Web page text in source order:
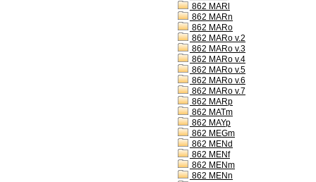
862 MARl
862 MARn
862 MARo
862 MARo v.2
862 MARo v.3
862 MARo v.4
862 MARo v.5
862 MARo v.6
862 MARo v.7
862 MARp
862 MATm
862 MAYp
862 MEGm
862 MENd
862 MENf
862 MENm
862 MENn